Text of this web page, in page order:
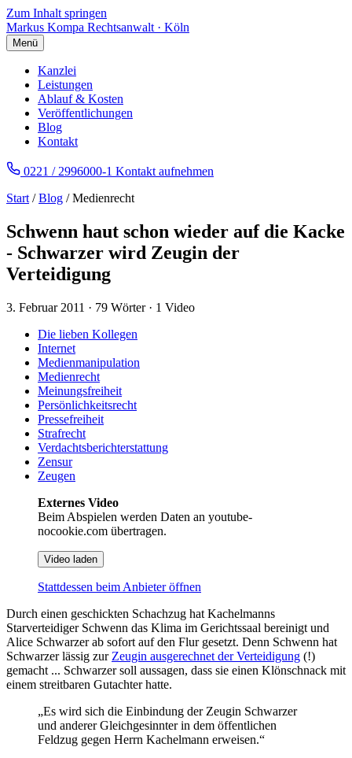
Zum Inhalt springen
Markus Kompa Rechtsanwalt · Köln
Menü
Kanzlei
Leistungen
Ablauf & Kosten
Veröffentlichungen
Blog
Kontakt
0221 / 2996000-1 Kontakt aufnehmen
Start /Blog / Medienrecht
Schwenn haut schon wieder auf die Kacke
- Schwarzer wird Zeugin der
Verteidigung
3. Februar 2011 · 79 Wörter · 1 Video
Die lieben Kollegen
Internet
Medienmanipulation
Medienrecht
Meinungsfreiheit
Persönlichkeitsrecht
Pressefreiheit
Strafrecht
Verdachtsberichterstattung
Zensur
Zeugen
Externes Video
Beim Abspielen werden Daten an youtube-
nocookie.com übertragen.
Video laden
Stattdessen beim Anbieter öffnen
Durch einen geschickten Schachzug hat Kachelmanns
Starverteidiger Schwenn das Klima im Gerichtssaal bereinigt und
Alice Schwarzer ab sofort auf den Flur gesetzt. Denn Schwenn hat
Schwarzer lässig zur Zeugin ausgerechnet der Verteidigung (!)
gemacht ... Schwarzer soll aussagen, dass sie einen Klönschnack mit
einem streitbaren Gutachter hatte.
„Es wird sich die Einbindung der Zeugin Schwarzer
und anderer Gleichgesinnter in dem öffentlichen
Feldzug gegen Herrn Kachelmann erweisen.“